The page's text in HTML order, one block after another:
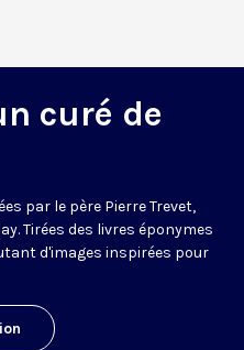
curé de
par le père Pierre Trevet,
Tirées des livres éponymes
d'images inspirées pour